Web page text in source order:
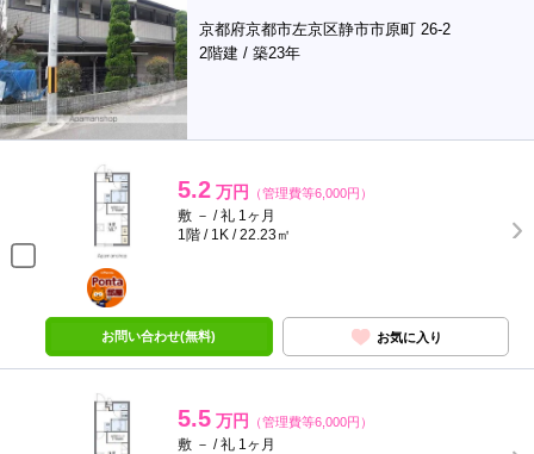
京都府京都市左京区静市市原町 26-2
2階建 / 築23年
5.2 万円 （管理費等6,000円）
敷 － / 礼 1ヶ月
1階 / 1K / 22.23㎡
ポンタ
部屋
お問い合わせ(無料) お気に入り
5.5 万円 （管理費等6,000円）
敷 － / 礼 1ヶ月